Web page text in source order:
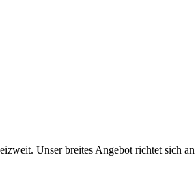
Unser breites Angebot richtet sich